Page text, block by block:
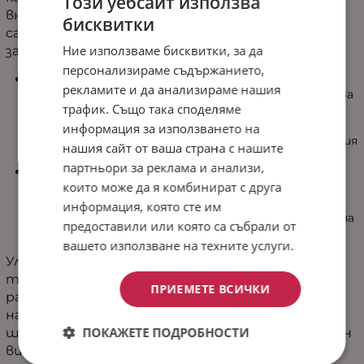
внимание към всеки детайл, това шалте не
само защитава спалното бельо, но и придава
завършен, елегантен вид на интериора.
Лицевата част е изработена от
висококачествен микрофибър, който се отличава
с изключителна мекота, гладка текстура и
приятно усещане при допир. Материята е
устойчива на ежедневна употреба и запазва добрия
си външен вид за дълго време.
Пълнежът от силиконово влакноосигурява
лекота, обем и допълнителен комфорт.
Благодарение на него шалтето стои красиво
върху леглото и създава усещане за уют и топлина
през всички сезони.
Ултрасоник капитонирането е съвременна
технология, която гарантира здравина и
равномерно разпределение на пълнежа, без да
нарушава целостта на плата. Това помага на
шалтето да запази своята форма и естетичен
вид дори след многократна употреба и пране.
бисквитки
Ние използваме бисквитки, за да
персонализираме съдържанието,
рекламите и да анализираме нашия
трафик. Също така споделяме
информация за използването на
нашия сайт от ваша страна с нашите
партньори за реклама и анализи,
които може да я комбинират с друга
информация, която сте им
предоставили или която са събрали от
вашето използване на техните услуги.
ПРИЕМЕТЕ ВСИЧКИ
ПОКАЖЕТЕ ПОДРОБНОСТИ